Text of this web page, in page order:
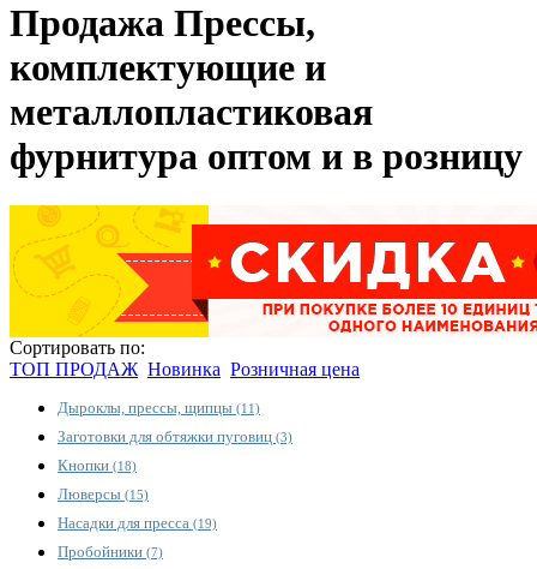
Продажа Прессы,
комплектующие и
металлопластиковая
фурнитура оптом и в розницу
Сортировать по:
ТОП ПРОДАЖ Новинка Розничная цена
Дыроклы, прессы, щипцы (11)
Заготовки для обтяжки пуговиц (3)
Кнопки (18)
Люверсы (15)
Насадки для пресса (19)
Пробойники (7)